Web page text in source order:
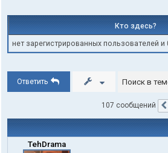
Кто здесь?
нет зарегистрированных пользователей
Ответить
107 сообщений
TehDrama